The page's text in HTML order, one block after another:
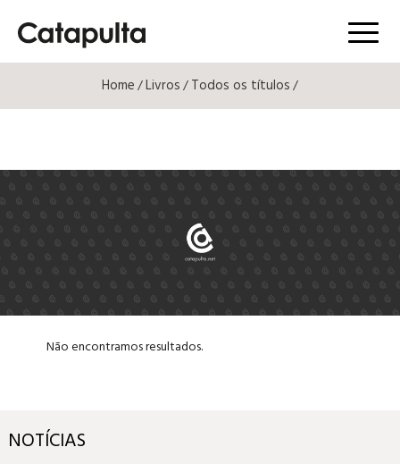
Menú
Home/Livros/Todos os títulos/
Não encontramos resultados.
NOTÍCIAS